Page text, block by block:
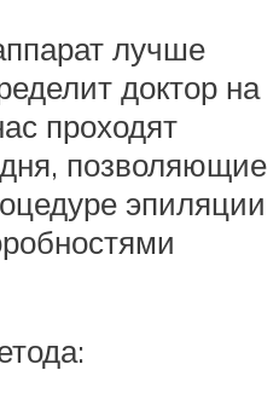
лучше
доктор на
проходят
позволяющие
эпиляции